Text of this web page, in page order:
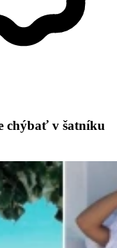
chýbať v šatníku